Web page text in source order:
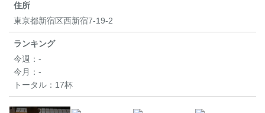
住所
東京都新宿区西新宿7-19-2
ランキング
今週： -
今月： -
トータル： 17杯